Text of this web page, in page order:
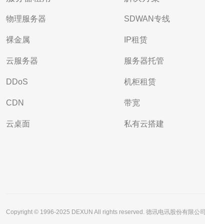
物理服务器
裸金属
云服务器
DDoS
CDN
云桌面
SDWAN专线
IP租赁
服务器托管
机柜租赁
带宽
私有云搭建
Copyright © 1996-2025 DEXUN All rights reserved. 德讯电讯股份有限公司